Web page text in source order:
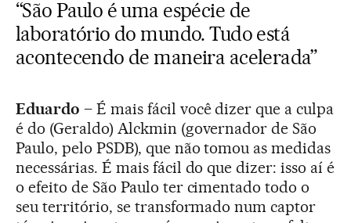
“São Paulo é uma espécie de
laboratório do mundo. Tudo está
acontecendo de maneira acelerada”
Eduardo –É mais fácil você dizer que a culpa
é do (Geraldo) Alckmin (governador de São
Paulo, pelo PSDB), que não tomou as medidas
necessárias. É mais fácil do que dizer: isso aí é
o efeito de São Paulo ter cimentado todo o
seu território, se transformado num captor